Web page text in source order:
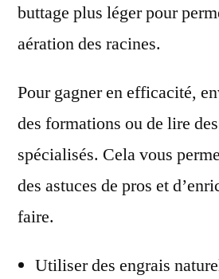
buttage plus léger pour
aération des racines.
Pour gagner en efficacité,
des formations ou de lire
spécialisés. Cela vous
des astuces de pros et
faire.
Utiliser des engrais